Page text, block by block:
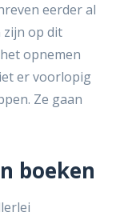
eerder al
zijn op dit
opnemen
er voorlopig
Ze gaan
boeken